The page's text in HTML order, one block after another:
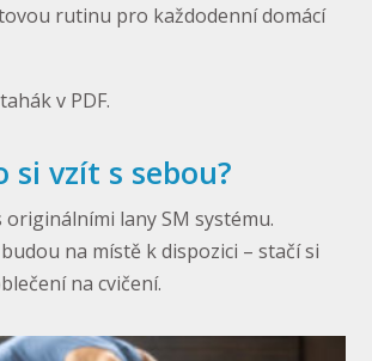
rutinu pro každodenní domácí
v PDF.
si vzít s sebou?
originálními lany SM systému.
na místě k dispozici – stačí si
na cvičení.